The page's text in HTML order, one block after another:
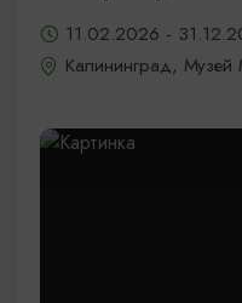
11.02.2026 -
Калининград, Музей